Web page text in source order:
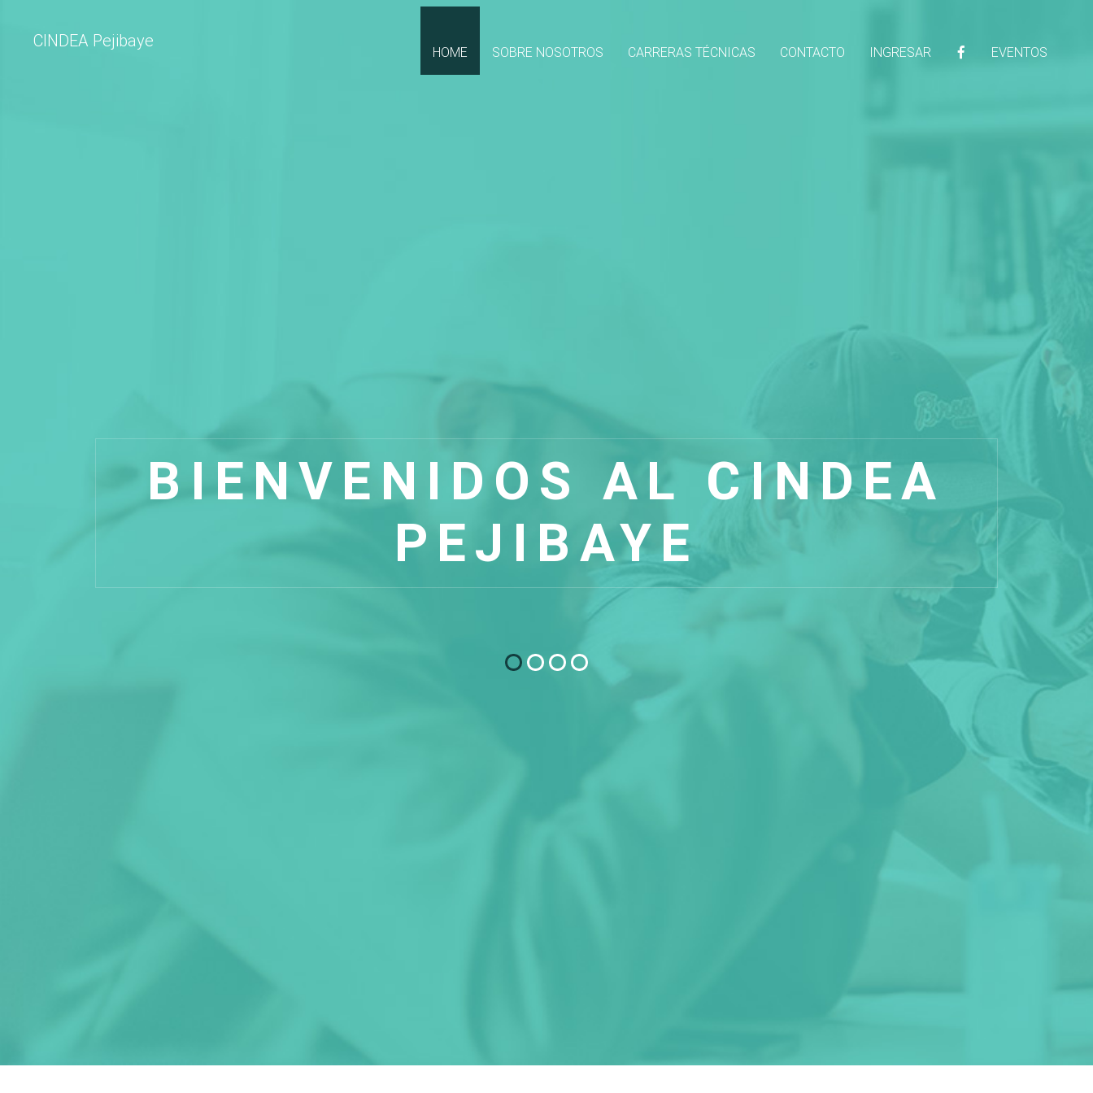
CINDEA Pejibaye
HOME (CURRENT)
SOBRE NOSOTROS CARRERAS TÉCNICAS CONTACTO INGRESAR EVENTOS
BIENVENIDOS AL CINDEA
PEJIBAYE